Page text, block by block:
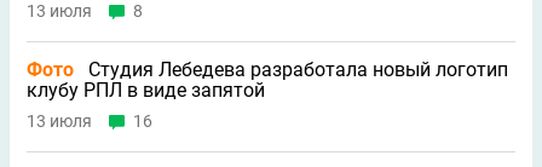
13 июля 8
Фото
Студия Лебедева разработала новый логотип
клубу РПЛ в виде запятой
13 июля 16